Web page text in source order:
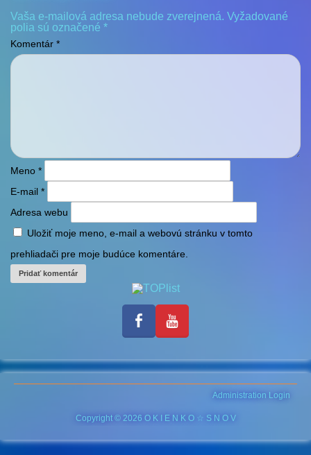
Vaša e-mailová adresa nebude zverejnená. Vyžadované
polia sú označené *
Komentár *
Meno *
E-mail *
Adresa webu
Uložiť moje meno, e-mail a webovú stránku v tomto
prehliadači pre moje budúce komentáre.
Administration Login
Copyright © 2026 O K I E N K O ☆ S N O V